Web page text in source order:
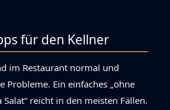
für den Kellner
im Restaurant normal und
Probleme. Ein einfaches „ohne
reicht in den meisten Fällen.